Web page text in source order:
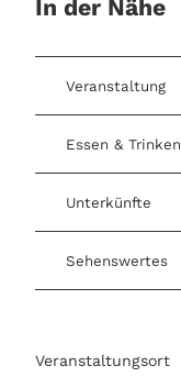
In der Nähe
Veranstaltung
Essen & Trinken
Unterkünfte
Sehenswertes
Veranstaltungsort